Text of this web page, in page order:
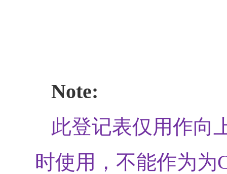
Note:
此登记表仅用作向
时使用，不能作为为